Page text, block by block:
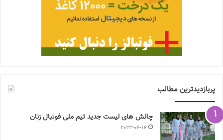
پربازدیدترین مطالب
چالش هاى ليست جدید تيم ملى فوتبال زنان
2023-06-14